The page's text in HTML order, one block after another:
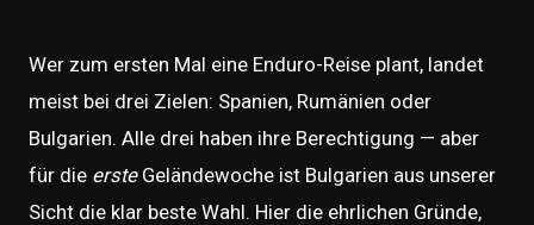
Wer zum ersten Mal eine Enduro-Reise plant, landet
meist bei drei Zielen: Spanien, Rumänien oder
Bulgarien. Alle drei haben ihre Berechtigung — aber
für die ersteGeländewoche ist Bulgarien aus unserer
Sicht die klar beste Wahl. Hier die ehrlichen Gründe,